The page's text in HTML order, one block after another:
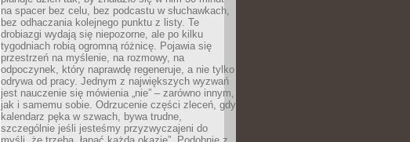
na spacer bez celu, bez podcastu w słuchawkach,
bez odhaczania kolejnego punktu z listy. Te
drobiazgi wydają się niepozorne, ale po kilku
tygodniach robią ogromną różnicę. Pojawia się
przestrzeń na myślenie, na rozmowy, na
odpoczynek, który naprawdę regeneruje, a nie tylko
odrywa od pracy. Jednym z największych wyzwań
jest nauczenie się mówienia „nie” – zarówno innym,
jak i samemu sobie. Odrzucenie części zleceń, gdy
kalendarz pęka w szwach, bywa trudne,
szczególnie jeśli jesteśmy przyzwyczajeni do